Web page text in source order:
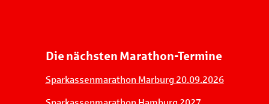
Die nächsten Marathon-Termine
Sparkassenmarathon Marburg 20.09.2026